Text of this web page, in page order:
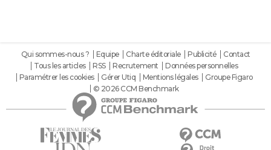
Qui sommes-nous ? Equipe Charte éditoriale Publicité
Contact
Tous les articles
RSS Recrutement
Données personnelles
Paramétrer les cookies
Gérer Utiq Mentions légales
Groupe Figaro
© 2026 CCM Benchmark